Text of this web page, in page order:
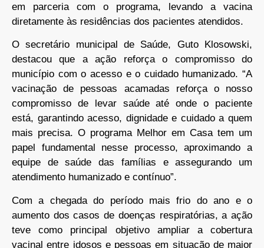
em parceria com o programa, levando a vacina
diretamente às residências dos pacientes atendidos.
O secretário municipal de Saúde, Guto Klosowski,
destacou que a ação reforça o compromisso do
município com o acesso e o cuidado humanizado. “A
vacinação de pessoas acamadas reforça o nosso
compromisso de levar saúde até onde o paciente
está, garantindo acesso, dignidade e cuidado a quem
mais precisa. O programa Melhor em Casa tem um
papel fundamental nesse processo, aproximando a
equipe de saúde das famílias e assegurando um
atendimento humanizado e contínuo”.
Com a chegada do período mais frio do ano e o
aumento dos casos de doenças respiratórias, a ação
teve como principal objetivo ampliar a cobertura
vacinal entre idosos e pessoas em situação de maior